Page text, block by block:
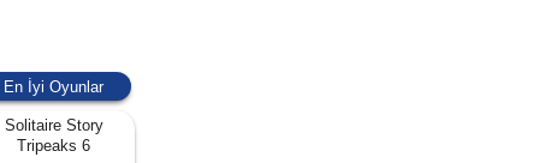
En İyi Oyunlar
Solitaire Story
Tripeaks 6